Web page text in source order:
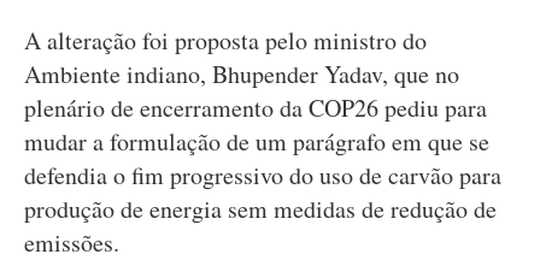
A alteração foi proposta pelo ministro do
Ambiente indiano, Bhupender Yadav, que no
plenário de encerramento da COP26 pediu para
mudar a formulação de um parágrafo em que se
defendia o fim progressivo do uso de carvão para
produção de energia sem medidas de redução de
emissões.